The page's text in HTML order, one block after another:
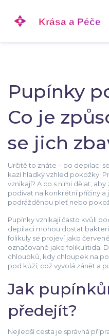
Pupínky
Co je
se jich
Určitě to znáte – po depilaci
kazí hladký vzhled pokožky.
vznikají? A co s nimi dělat,
podívat na konkrétní příčiny a
podrážděnou pleť nebo
Pupínky vznikají často kvůli
depilaci mohou dostat
folikuly se projeví jako
označované jako folikulitida.
chloupků, kdy chloupek na
pod kůží, což vyvolá zánět a
Jak
předejít?
Nejlepší cesta je správná